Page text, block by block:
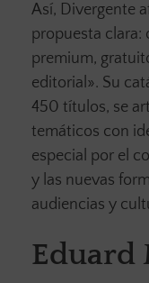
Así, Divergente
propuesta clara:
premium,
editorial». Su
450 títulos, se
temáticos con
especial por el
y las nuevas
audiencias y
Eduard